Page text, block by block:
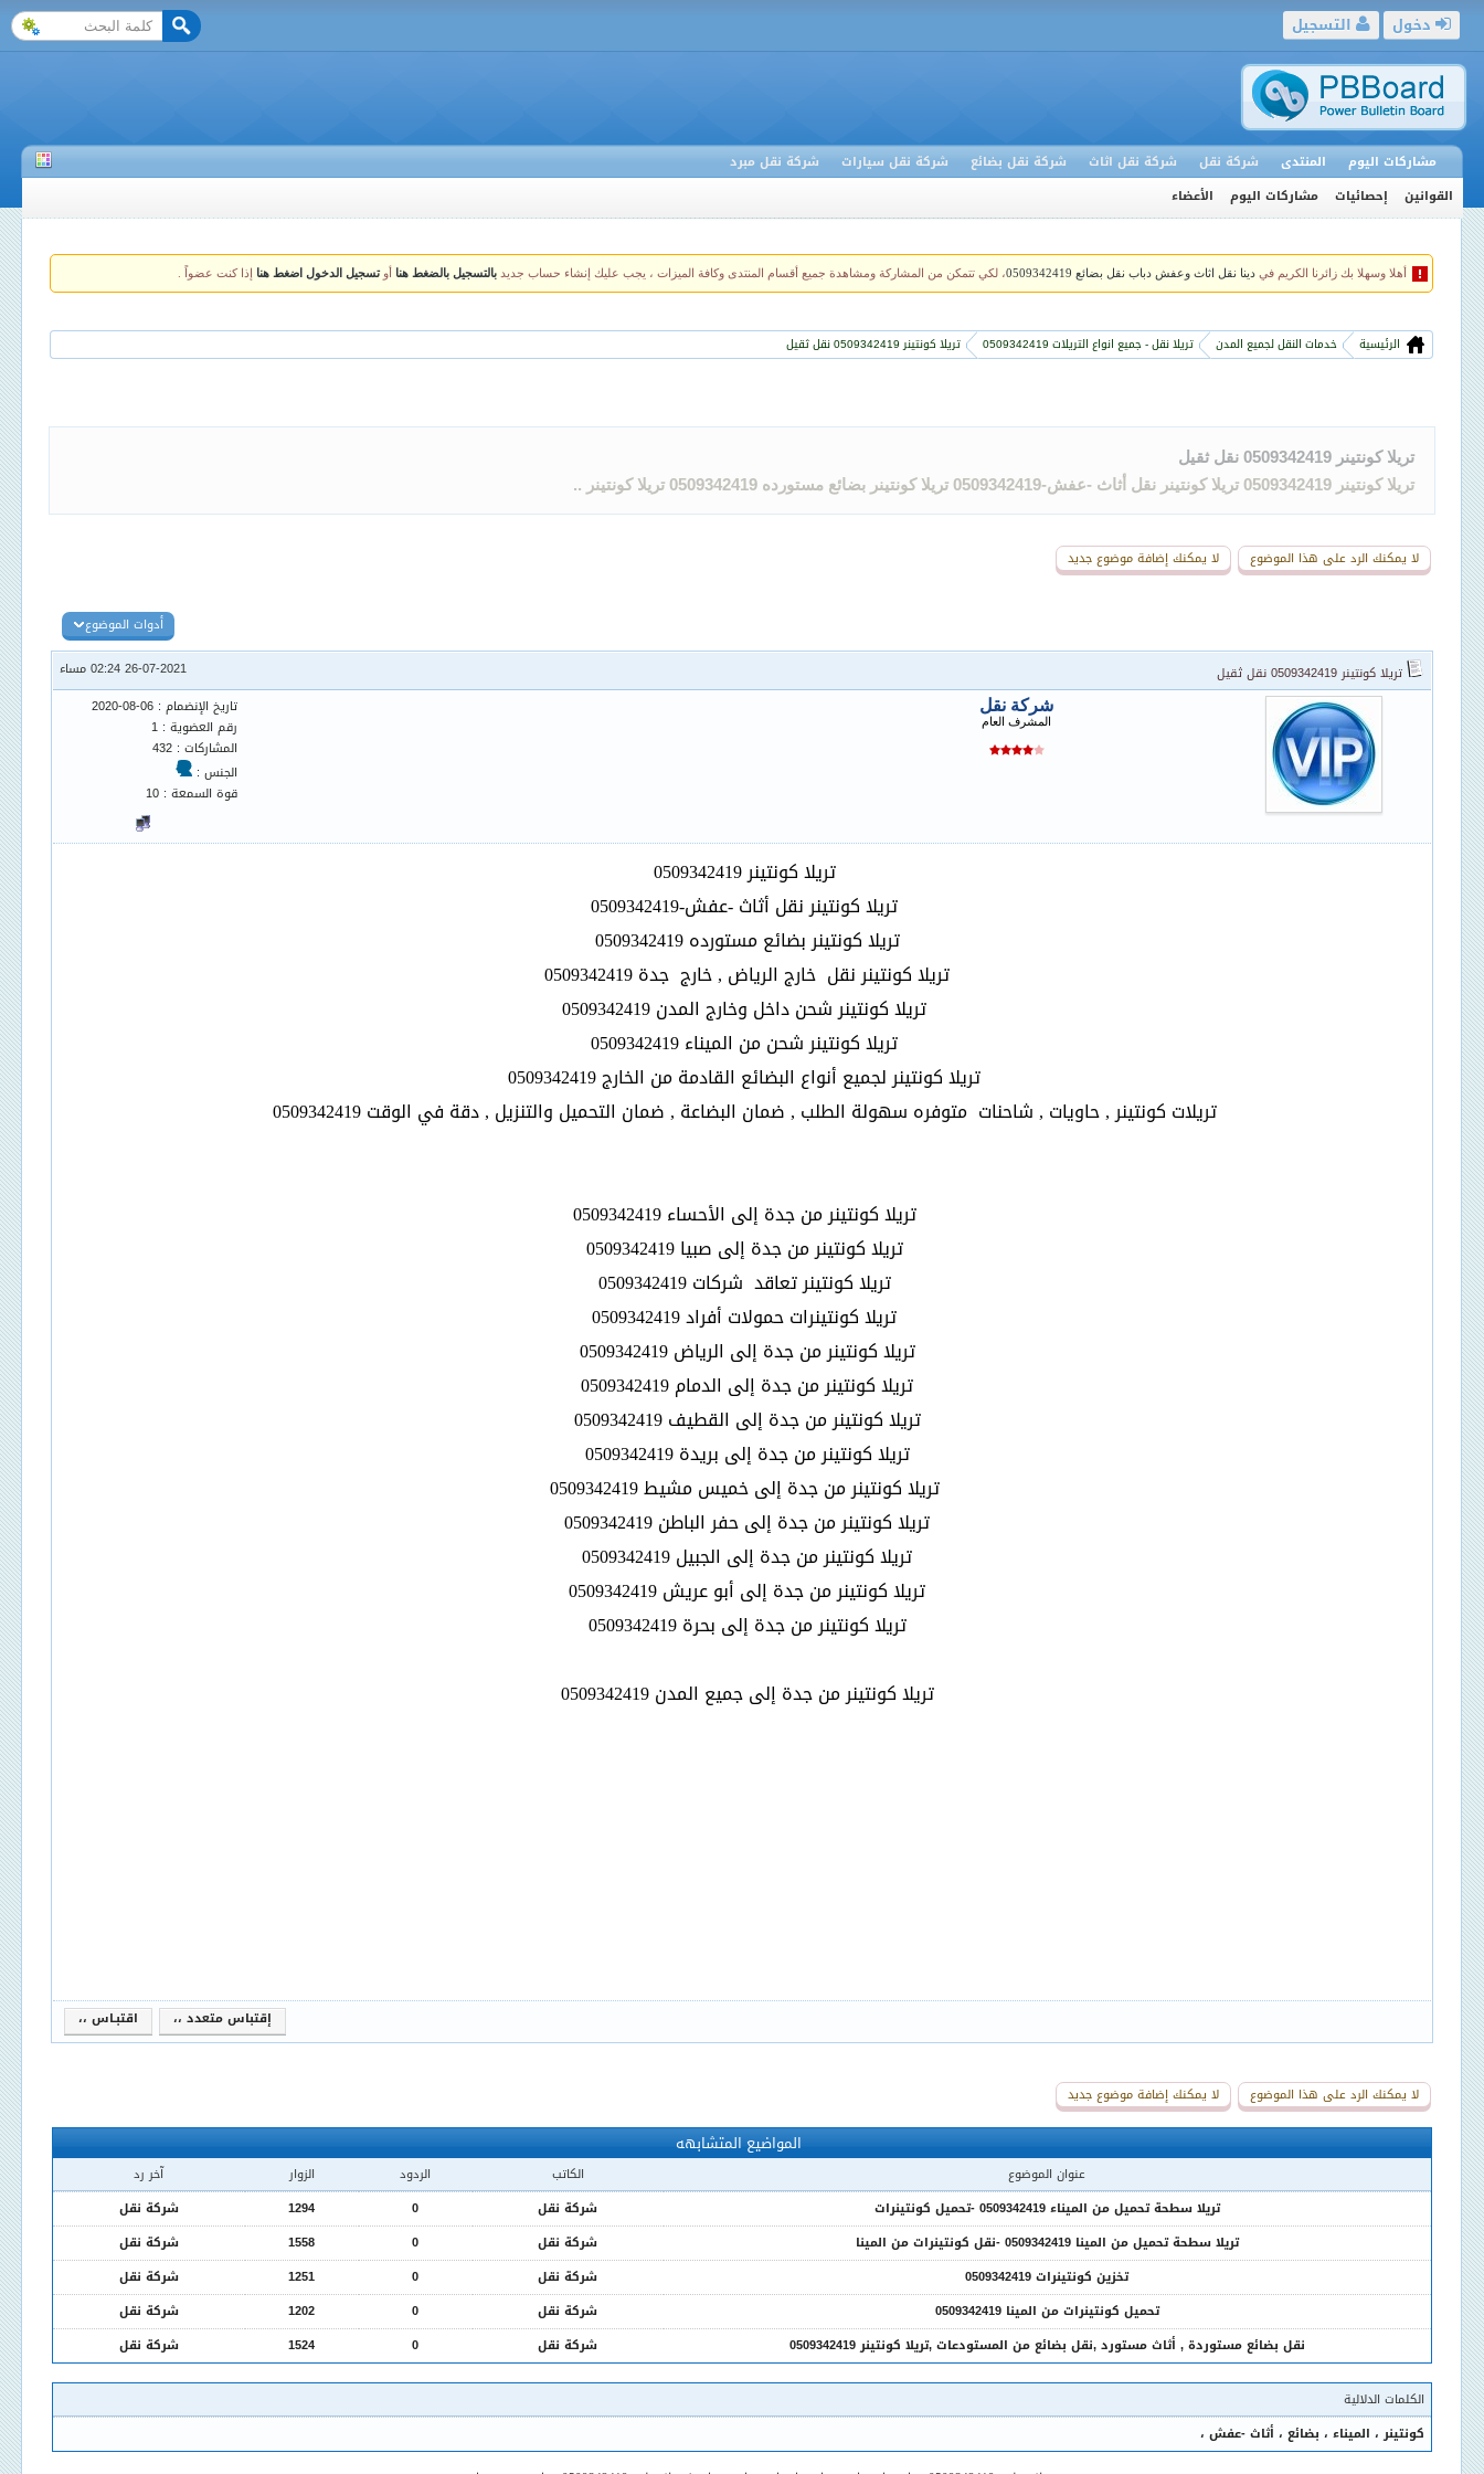
التسجيل دخول
مشاركات اليوم المنتدى شركة نقل شركة نقل اثاث شركة نقل بضائع شركة نقل سيارات
شركة نقل مبرد
القوانين
إحصائيات مشاركات اليوم الأعضاء
أهلا وسهلا بك زائرنا الكريم في دينا نقل اثاث وعفش دباب نقل بضائع 0509342419 ، لكي تتمكن من المشاركة ومشاهدة جميع أقسام المنتدى وكافة الميزات ، يجب عليك إنشاء حساب جديد بالتسجيل بالضغط هنا أوتسجيل الدخول اضغط هنا إذا كنت عضواً .
الرئيسية خدمات النقل لجميع المدن تريلا نقل - جميع انواع التريلات 0509342419 تريلا كونتينر 0509342419 نقل ثقيل
تريلا كونتينر 0509342419 نقل ثقيل
تريلا كونتينر 0509342419 تريلا كونتينر نقل أثاث -عفش-0509342419 تريلا كونتينر بضائع مستورده 0509342419 تريلا كونتينر ..
لا يمكنك الرد على هذا الموضوع لا يمكنك إضافة موضوع جديد
أدوات الموضوع
تريلا كونتينر 0509342419 نقل ثقيل 26-07-2021 02:24 مساء
شركة نقل
المشرف العام
تاريخ الإنضمام : 06-08-2020
رقم العضوية : 1
المشاركات : 432
الجنس :
قوة السمعة : 10
تريلا كونتينر 0509342419
تريلا كونتينر نقل أثاث -عفش-0509342419
تريلا كونتينر بضائع مستورده 0509342419
تريلا كونتينر نقل خارج الرياض , خارج جدة 0509342419
تريلا كونتينر شحن داخل وخارج المدن 0509342419
تريلا كونتينر شحن من الميناء 0509342419
تريلا كونتينر لجميع أنواع البضائع القادمة من الخارج 0509342419
تريلات كونتينر , حاويات , شاحنات متوفره سهولة الطلب , ضمان البضاعة , ضمان التحميل والتنزيل , دقة في الوقت 0509342419
تريلا كونتينر من جدة إلى الأحساء 0509342419
تريلا كونتينر من جدة إلى صبيا 0509342419
تريلا كونتينر تعاقد شركات 0509342419
تريلا كونتينرات حمولات أفراد 0509342419
تريلا كونتينر من جدة إلى الرياض 0509342419
تريلا كونتينر من جدة إلى الدمام 0509342419
تريلا كونتينر من جدة إلى القطيف 0509342419
تريلا كونتينر من جدة إلى بريدة 0509342419
تريلا كونتينر من جدة إلى خميس مشيط 0509342419
تريلا كونتينر من جدة إلى حفر الباطن 0509342419
تريلا كونتينر من جدة إلى الجبيل 0509342419
تريلا كونتينر من جدة إلى أبو عريش 0509342419
تريلا كونتينر من جدة إلى بحرة 0509342419
تريلا كونتينر من جدة إلى جميع المدن 0509342419
اقتبـاس ،، إقتباس متعدد ،،
لا يمكنك الرد على هذا الموضوع لا يمكنك إضافة موضوع جديد
المواضيع المتشابهه
عنوان الموضوع الكاتب الردود الزوار
آخر رد
تريلا سطحة تحميل من الميناء 0509342419 -تحميل كونتينرات
شركة نقل 0
1294
شركة نقل
تريلا سطحة تحميل من المينا 0509342419 -نقل كونتينرات من المينا
شركة نقل 0
1558
شركة نقل
تخزين كونتينرات 0509342419
شركة نقل 0
1251
شركة نقل
تحميل كونتينرات من المينا 0509342419
شركة نقل 0
1202
شركة نقل
نقل بضائع مستوردة , أثاث مستورد ,نقل بضائع من المستودعات ,تريلا كونتينر 0509342419
شركة نقل 0
1524 شركة نقل
الكلمات الدلالية
كونتينر ، الميناء ، بضائع ، أثاث -عفش ،